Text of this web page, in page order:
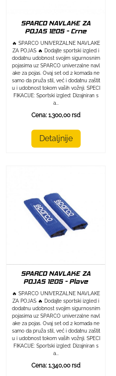
SPARCO NAVLAKE ZA
POJAS 1205 - Crne
🔥 SPARCO UNIVERZALNE NAVLAKE
ZA POJAS 🔥 Dodajte sportski izgled i
dodatnu udobnost svojim sigurnosnim
pojasima uz SPARCO univerzalne navl
ake za pojas. Ovaj set od 2 komada ne
samo da pruža stil, već i dodatnu zaštit
u i udobnost tokom vaših vožnji. SPECI
FIKACIJE: Sportski izgled: Dizajniran s
a...
Cena: 1.300,00 rsd
Detaljnije
SPARCO NAVLAKE ZA
POJAS 1205 - Plave
🔥 SPARCO UNIVERZALNE NAVLAKE
ZA POJAS 🔥 Dodajte sportski izgled i
dodatnu udobnost svojim sigurnosnim
pojasima uz SPARCO univerzalne navl
ake za pojas. Ovaj set od 2 komada ne
samo da pruža stil, već i dodatnu zaštit
u i udobnost tokom vaših vožnji. SPECI
FIKACIJE: Sportski izgled: Dizajniran s
a...
Cena: 1.340,00 rsd